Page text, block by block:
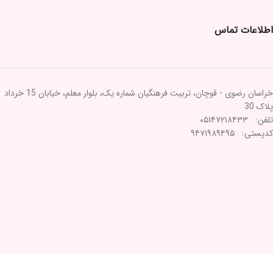
اطلاعات تماس
خراسان رضوی - قوچان، تربیت فرهنگیان شماره یک، بلوار معلم، خیابان 15 خرداد
پلاک 30
تلفن: ۰۵۱۴۷۲۱۸۴۳۳
کدپستی: ۹۴۷۱۹۸۹۴۹۵